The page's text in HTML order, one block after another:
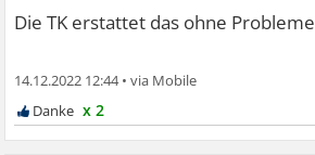
Die TK erstattet das ohne Probleme
14.12.2022 12:44•
x 2